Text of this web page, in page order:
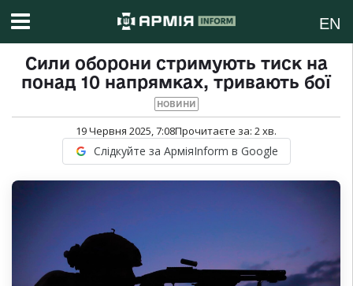
EN
Сили оборони стримують тиск на
понад 10 напрямках, тривають бої
НОВИНИ
19 Червня 2025, 7:08Прочитаєте за: 2хв.
Слідкуйте за АрміяInform в Google